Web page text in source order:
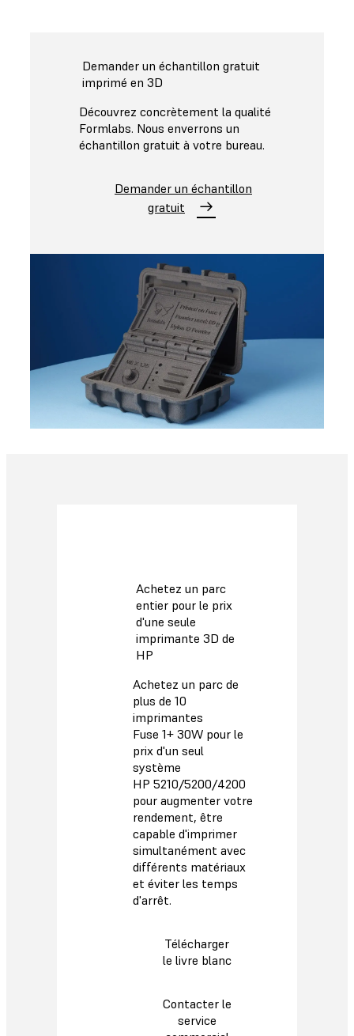
Demander un échantillon gratuit
imprimé en 3D
Découvrez concrètement la qualité
Formlabs. Nous enverrons un
échantillon gratuit à votre bureau.
Demander un échantillon
gratuit
Achetez un parc
entier pour le prix
d'une seule
imprimante 3D de
HP
Achetez un parc de
plus de 10
imprimantes
Fuse 1+ 30W pour le
prix d'un seul
système
HP 5210/5200/4200
pour augmenter votre
rendement, être
capable d'imprimer
simultanément avec
différents matériaux
et éviter les temps
d'arrêt.
Télécharger
le livre blanc
Contacter le
service